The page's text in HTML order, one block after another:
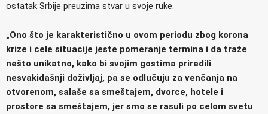
ostatak Srbije preuzima stvar u svoje ruke.
„Ono što je karakteristično u ovom periodu zbog korona
krize i cele situacije jeste pomeranje termina i da traže
nešto unikatno, kako bi svojim gostima priredili
nesvakidašnji doživljaj, pa se odlučuju za venčanja na
otvorenom, salaše sa smeštajem, dvorce, hotele i
prostore sa smeštajem, jer smo se rasuli po celom svetu.